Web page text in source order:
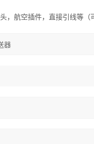
航空插件，直接引线等（